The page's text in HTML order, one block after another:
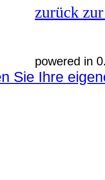
zurück
powered in
Sie Ihre